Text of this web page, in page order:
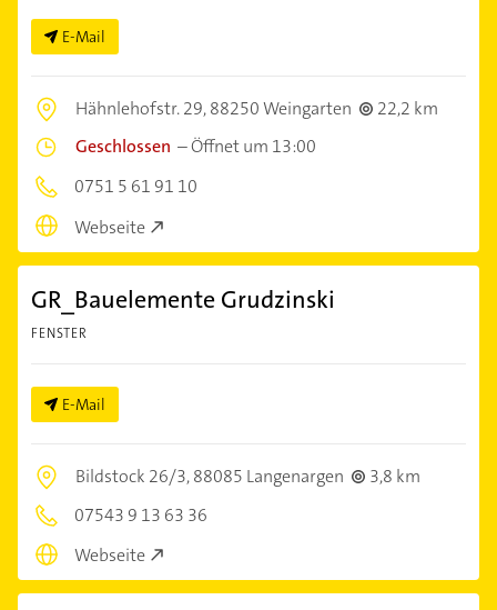
E-Mail
Hähnlehofstr. 29,88250 Weingarten
22,2 km
Geschlossen –Öffnet um 13:00
0751 5 61 91 10
Webseite
GR_Bauelemente Grudzinski
FENSTER
E-Mail
Bildstock 26/3,88085 Langenargen
3,8 km
07543 9 13 63 36
Webseite